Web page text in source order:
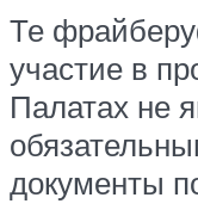
Те
участие в
Палатах не
документы